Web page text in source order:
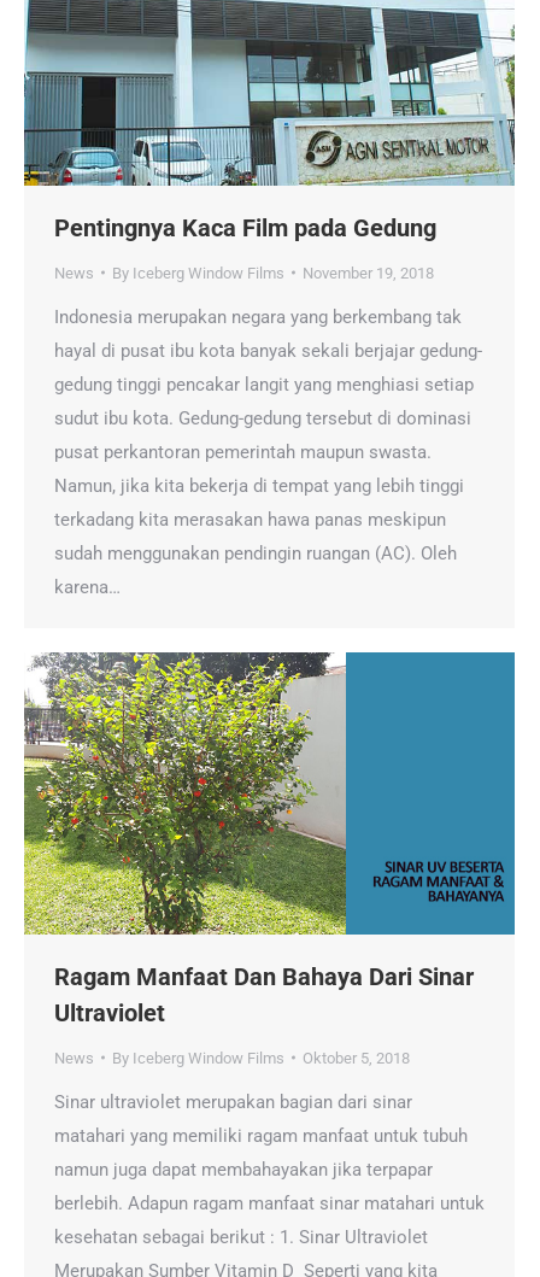
Pentingnya Kaca Film pada Gedung
News By Iceberg Window Films November 19, 2018
Indonesia merupakan negara yang berkembang tak
hayal di pusat ibu kota banyak sekali berjajar gedung-
gedung tinggi pencakar langit yang menghiasi setiap
sudut ibu kota. Gedung-gedung tersebut di dominasi
pusat perkantoran pemerintah maupun swasta.
Namun, jika kita bekerja di tempat yang lebih tinggi
terkadang kita merasakan hawa panas meskipun
sudah menggunakan pendingin ruangan (AC). Oleh
karena…
Ragam Manfaat Dan Bahaya Dari Sinar
Ultraviolet
News By Iceberg Window Films Oktober 5, 2018
Sinar ultraviolet merupakan bagian dari sinar
matahari yang memiliki ragam manfaat untuk tubuh
namun juga dapat membahayakan jika terpapar
berlebih. Adapun ragam manfaat sinar matahari untuk
kesehatan sebagai berikut : 1. Sinar Ultraviolet
Merupakan Sumber Vitamin D Seperti yang kita